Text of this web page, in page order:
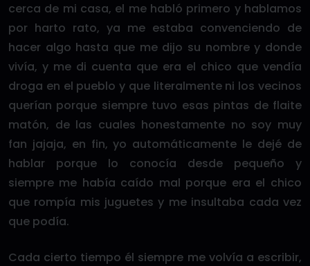
cerca de mi casa, el me habló primero y hablamos
por harto rato, ya me estaba convenciendo de
hacer algo hasta que me dijo su nombre y donde
vivía, y me di cuenta que era el chico que vendía
droga en el pueblo y que literalmente ni los vecinos
querían porque siempre tuvo esas pintas de flaite
matón, de las cuales honestamente no soy muy
fan jajaja, en fin, yo automáticamente le dejé de
hablar porque lo conocía desde pequeño y
siempre me había caído mal porque era el chico
que rompía mis juguetes y me insultaba cada vez
que podía.
Cada cierto tiempo él siempre me volvía a escribir,